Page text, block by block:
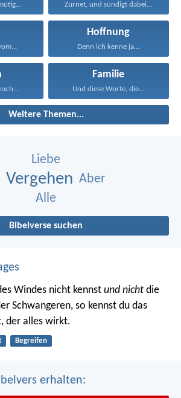
Zürnet, und sündigt dabei...
Hoffnung
Denn ich kenne ja...
Familie
Und diese Worte, die...
Weitere Themen...
Liebe
Vergehen Aber
Alle
Bibelverse suchen
Windes nicht kennst und nicht die
Schwangeren, so kennst du das
der alles wirkt.
Begreifen
erhalten: